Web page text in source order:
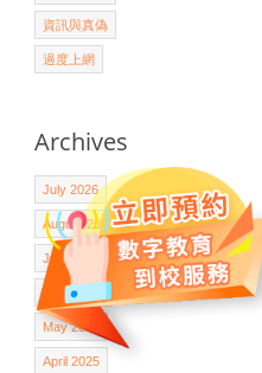
資訊與真偽
過度上網
Archives
July 2026
August 2025
July 2025
June 2025
May 2025
April 2025